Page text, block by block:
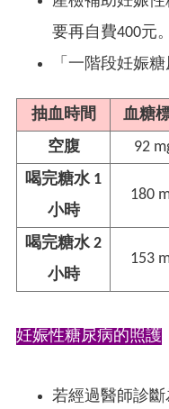
要再自費400元。
「一階段妊娠
抽血時間 血糖
空腹
92
喝完糖水 1
小時
180
喝完糖水 2
小時
153
妊娠性糖尿病的照護
若經過醫師診